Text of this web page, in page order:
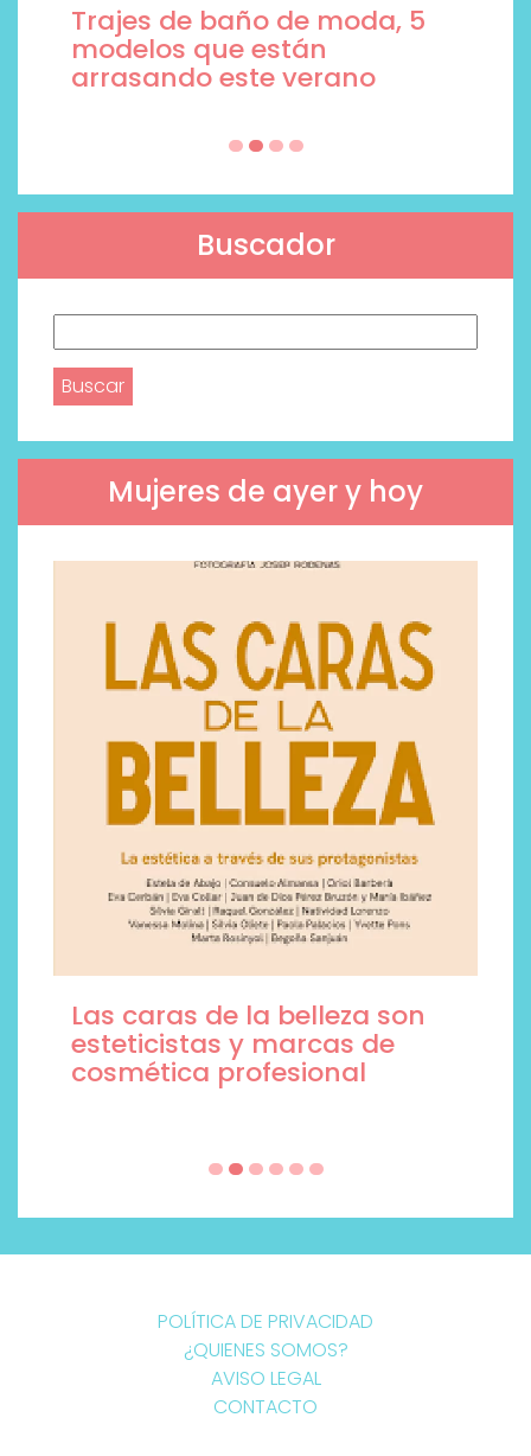
Trajes de baño de moda, 5
modelos que están
arrasando este verano
Buscador
Mujeres de ayer y hoy
Las caras de la belleza son
esteticistas y marcas de
cosmética profesional
POLÍTICA DE PRIVACIDAD
¿QUIENES SOMOS?
AVISO LEGAL
CONTACTO